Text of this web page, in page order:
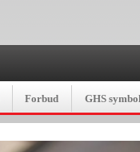
Forbud GHS